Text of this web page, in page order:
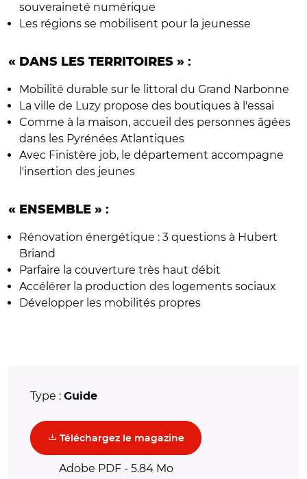
souveraineté numérique
Les régions se mobilisent pour la jeunesse
« DANS LES TERRITOIRES » :
Mobilité durable sur le littoral du Grand Narbonne
La ville de Luzy propose des boutiques à l'essai
Comme à la maison, accueil des personnes âgées
dans les Pyrénées Atlantiques
Avec Finistère job, le département accompagne
l'insertion des jeunes
« ENSEMBLE » :
Rénovation énergétique : 3 questions à Hubert
Briand
Parfaire la couverture très haut débit
Accélérer la production des logements sociaux
Développer les mobilités propres
Type : Guide
Téléchargez le magazine(nouvelle fenêtre)
Adobe PDF - 5.84 Mo